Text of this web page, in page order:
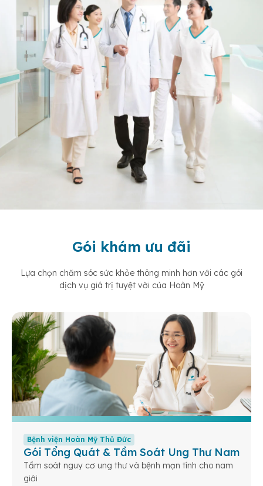
Gói khám ưu đãi
Lựa chọn chăm sóc sức khỏe thông minh hơn với các gói
dịch vụ giá trị tuyệt vời của Hoàn Mỹ
Bệnh viện Hoàn Mỹ Thủ Đức
Gói Tổng Quát & Tầm Soát Ung Thư Nam
Tầm soát nguy cơ ung thư và bệnh mạn tính cho nam
giới